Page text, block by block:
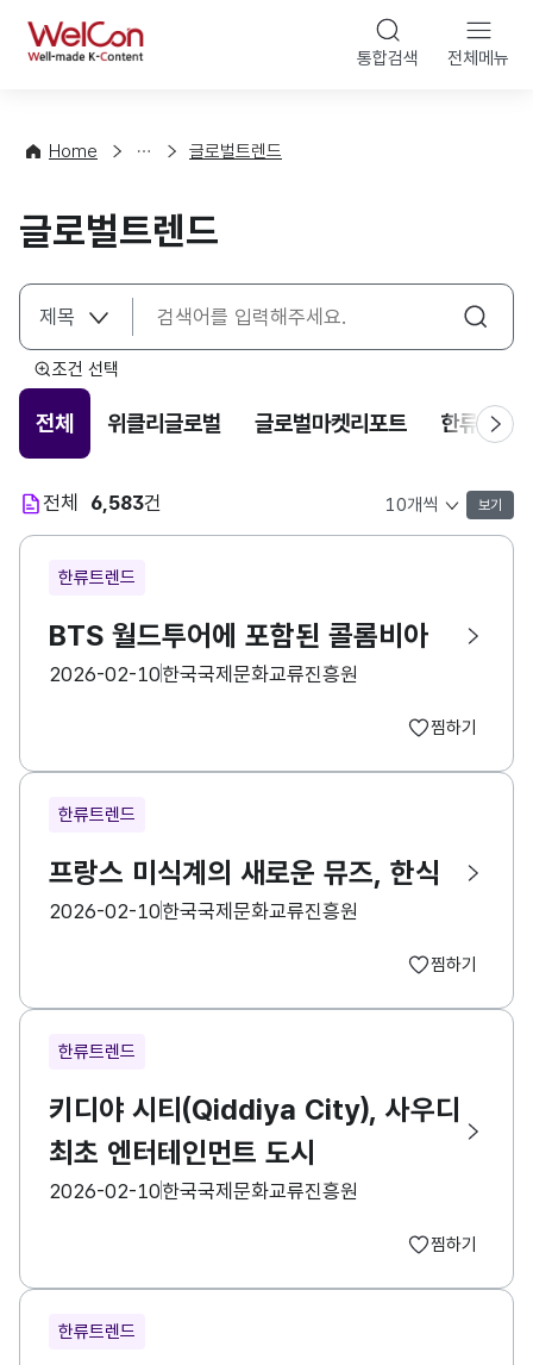
WelCon 통합검색 전체메뉴
Home
향
계
글로벌트렌드
글로벌트렌드
조건 선택
전체 위클리글로벌 글로벌마켓리포트 한류트렌
전체 6,583건
목록 표시 개수 선택
보기
한류트렌드
BTS 월드투어에 포함된 콜롬비아
등록일
2026-02-10수집기관한국국제문화교류진흥원
찜하기
한류트렌드
프랑스 미식계의 새로운 뮤즈, 한식
등록일
2026-02-10수집기관한국국제문화교류진흥원
찜하기
한류트렌드
키디야 시티(Qiddiya City), 사우디
최초 엔터테인먼트 도시
등록일
2026-02-10수집기관한국국제문화교류진흥원
찜하기
한류트렌드